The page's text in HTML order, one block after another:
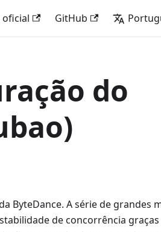
oficial GitHub
do
ByteDance. A série de grandes
de concorrência